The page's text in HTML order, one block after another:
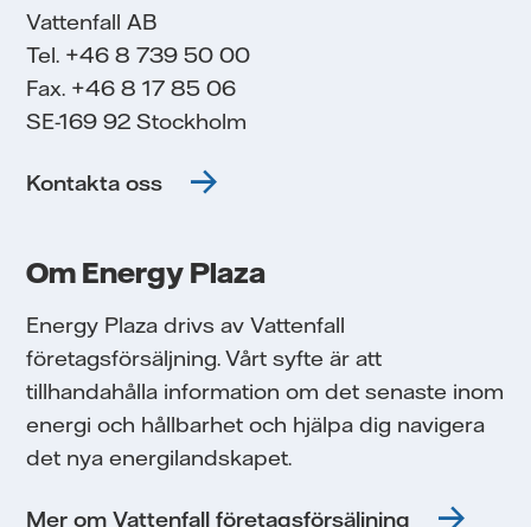
Vattenfall AB
Tel. +46 8 739 50 00
Fax. +46 8 17 85 06
SE-169 92 Stockholm
Kontakta oss
Om Energy Plaza
Energy Plaza drivs av Vattenfall
företagsförsäljning. Vårt syfte är att
tillhandahålla information om det senaste inom
energi och hållbarhet och hjälpa dig navigera
det nya energilandskapet.
Mer om Vattenfall företagsförsäljning